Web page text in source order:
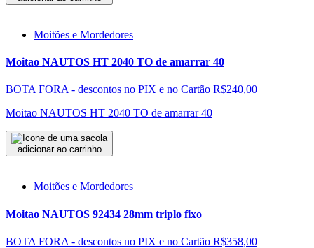
Moitões e Mordedores
Moitao NAUTOS HT 2040 TO de amarrar 40
BOTA FORA - descontos no PIX e no Cartão R$240,00
Moitao NAUTOS HT 2040 TO de amarrar 40
adicionar ao carrinho
Moitões e Mordedores
Moitao NAUTOS 92434 28mm triplo fixo
BOTA FORA - descontos no PIX e no Cartão R$358,00